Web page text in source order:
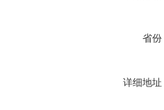
省份
详细地址